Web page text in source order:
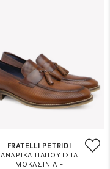
FRATELLI PETRIDI
ΑΝΔΡΙΚΑ ΠΑΠΟΥΤΣΙΑ
ΜΟΚΑΣΙΝΙΑ -